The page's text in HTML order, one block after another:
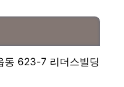
동 623-7 리더스빌딩